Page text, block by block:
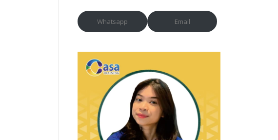
Whatsapp Email